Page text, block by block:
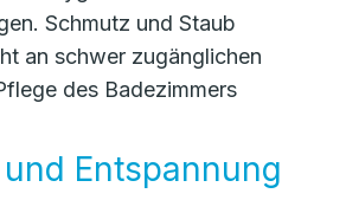
Schmutz und Staub
an schwer zugänglichen
des Badezimmers
Entspannung